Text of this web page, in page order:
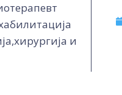
и